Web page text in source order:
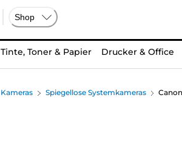
Shop
Tinte, Toner & Papier Drucker & Office
Kameras Spiegellose Systemkameras